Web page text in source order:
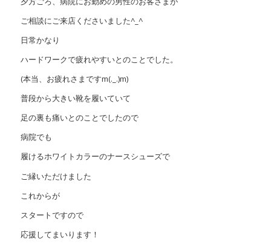
ご相談にご来店くださいました^_^
日常かなり
ハードワークで疲れやすいとのことでした。
(本当、お疲れさまですm(._.)m)
普段から大きい靴を履いていて
足の裏も痛いとのことでしたので
病院でも
履けるホワイトカラーのナースシューズで
ご縁いただけました
これからが
スタートですので
応援してまいります！